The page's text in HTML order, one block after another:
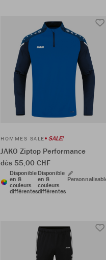
HOMMES SALE SALE!
JAKO Ziptop Performance
dès 55,00 CHF
Disponible
en 8
couleurs
différentes
Disponible
en 8
couleurs
différentes